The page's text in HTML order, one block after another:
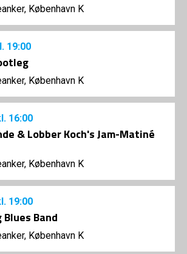
København K
19:00
København K
16:00
& Lobber Koch's Jam-Matiné
København K
19:00
Band
København K